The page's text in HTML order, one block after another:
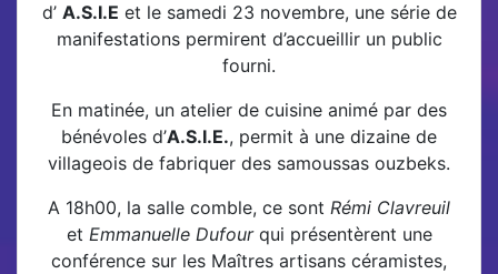
d’ A.S.I.E et le samedi 23 novembre, une série de
manifestations permirent d’accueillir un public
fourni.
En matinée, un atelier de cuisine animé par des
bénévoles d’A.S.I.E., permit à une dizaine de
villageois de fabriquer des samoussas ouzbeks.
A 18h00, la salle comble, ce sont Rémi Clavreuil
et Emmanuelle Dufourqui présentèrent une
conférence sur les Maîtres artisans céramistes,